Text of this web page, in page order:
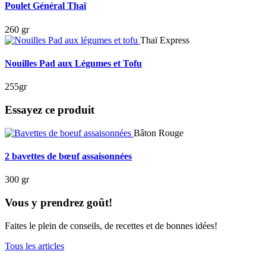
Poulet Général Thaï
260 gr
Thaï Express
Nouilles Pad aux Légumes et Tofu
255gr
Essayez ce produit
Bâton Rouge
2 bavettes de bœuf assaisonnées
300 gr
Vous y prendrez goût!
Faites le plein de conseils, de recettes et de bonnes idées!
Tous les articles